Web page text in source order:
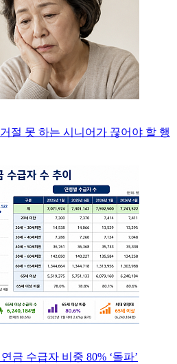
절 못 하는 시니어가 끊어야 할 행
금 수급자 비중 80% ‘돌파’